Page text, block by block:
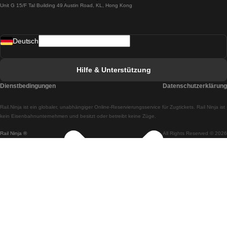
Züge von Lissabon nach Madrid
Züge von Lissabon nach Braga
Züge von Braga nach Lissabon
Unit G 15/F Tal Building 49 Austin Road, KL, Hong Kong
Rail Ninja ® All Rights Reserved © 2026
Rail.Ninja ist ein globaler, unabhängiger Online-Reservierungsservice für Zugtickets. Rail Ninja ist
kein Eisenbahnunternehmen und besitzt oder betreibt keine Züge.
Deutsch
Hilfe & Unterstützung
Dienstbedingungen Datenschutzerklärung